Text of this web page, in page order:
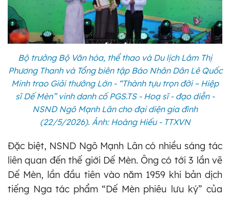
Bộ trưởng Bộ Văn hóa, thể thao và Du lịch Lâm Thị
Phương Thanh và Tổng biên tập Báo Nhân Dân Lê Quốc
Minh trao Giải thưởng Lớn - “Thành tựu trọn đời – Hiệp
sĩ Dế Mèn” vinh danh cố PGS.TS - Hoạ sĩ - đạo diễn -
NSND Ngô Mạnh Lân cho đại diện gia đình
(22/5/2026). Ảnh: Hoàng Hiếu - TTXVN
Đặc biệt, NSND Ngô Mạnh Lân có nhiều sáng tác
liên quan đến thế giới Dế Mèn. Ông có tới 3 lần vẽ
Dế Mèn, lần đầu tiên vào năm 1959 khi bản dịch
tiếng Nga tác phẩm “Dế Mèn phiêu lưu ký” của